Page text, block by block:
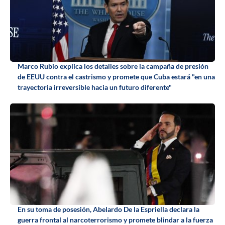
Marco Rubio explica los detalles sobre la campaña de presión
de EEUU contra el castrismo y promete que Cuba estará "en una
trayectoria irreversible hacia un futuro diferente"
En su toma de posesión, Abelardo De la Espriella declara la
guerra frontal al narcoterrorismo y promete blindar a la fuerza